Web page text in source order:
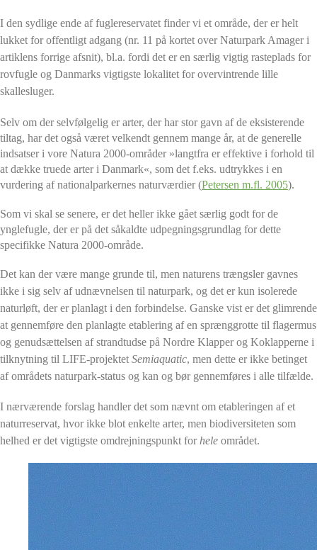
I den sydlige ende af fuglereservatet finder vi et område, der er helt
lukket for offentligt adgang (nr. 11 på kortet over Naturpark Amager i
artiklens forrige afsnit), bl.a. fordi det er en særlig vigtig rasteplads for
rovfugle og Danmarks vigtigste lokalitet for overvintrende lille
skallesluger.
Selv om der selvfølgelig er arter, der har stor gavn af de eksisterende
tiltag, har det også været velkendt gennem mange år, at de generelle
indsatser i vore Natura 2000-områder »langtfra er effektive i forhold til
at dække truede arter i Danmark«, som det f.eks. udtrykkes i en
vurdering af nationalparkernes naturværdier (Petersen m.fl. 2005).
Som vi skal se senere, er det heller ikke gået særlig godt for de
ynglefugle, der er på det såkaldte udpegningsgrundlag for dette
specifikke Natura 2000-område.
Det kan der være mange grunde til, men naturens trængsler gavnes
ikke i sig selv af udnævnelsen til naturpark, og det er kun isolerede
naturløft, der er planlagt i den forbindelse. Ganske vist er det glimrende
at gennemføre den planlagte etablering af en sprænggrotte til flagermus
og genudsættelsen af strandtudse på Nordre Klapper og Koklapperne i
tilknytning til LIFE-projektet Semiaquatic, men dette er ikke betinget
af områdets naturpark-status og kan og bør gennemføres i alle tilfælde.
I nærværende forslag handler det som nævnt om etableringen af et
naturreservat, hvor ikke blot enkelte arter, men biodiversiteten som
helhed er det vigtigste omdrejningspunkt for hele området.